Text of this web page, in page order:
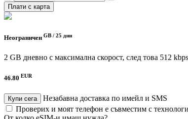
Плати с карта
Неограничен GB / 25 дни
2 GB дневно с максимална скорост, след това 512
46.80 EUR
Купи сега
Незабавна доставка по имейл и SMS
Проверих и моят телефон е съвместим с